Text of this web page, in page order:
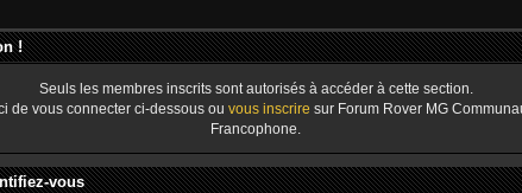
!
Seuls les membres inscrits sont autorisés à accéder à cette section.
de vous connecter ci-dessous ou vous inscrire sur Forum Rover MG
Francophone.
vous